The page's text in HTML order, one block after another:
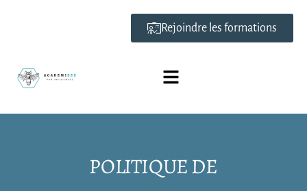
Rejoindre les formations
POLITIQUE DE